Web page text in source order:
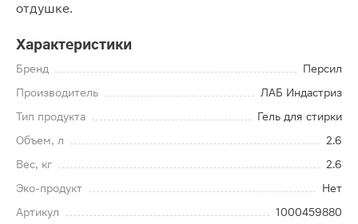
отдушке.
Характеристики
Бренд
Персил
Производитель
ЛАБ Индастриз
Тип продукта
Гель для стирки
Объем, л
2.6
Вес, кг
2.6
Эко-продукт
Нет
Артикул
1000459880